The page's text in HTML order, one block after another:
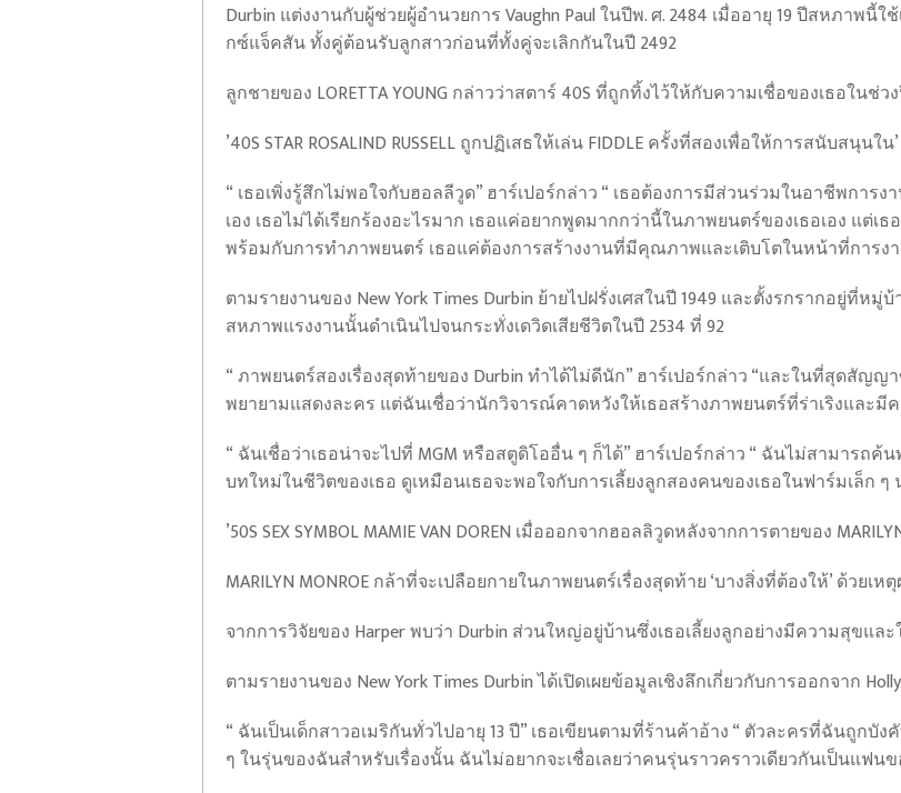
Durbin แต่งงานกับผู้ช่วยผู้อำนวยการ Vaughn Paul ในปีพ. ศ. 2484 เมื่ออายุ 19 ปีสหภาพ
กซ์แจ็คสัน ทั้งคู่ต้อนรับลูกสาวก่อนที่ทั้งคู่จะเลิกกันในปี 2492
ลูกชายของ LORETTA YOUNG กล่าวว่าสตาร์ 40S ที่ถูกทิ้งไว้ให้กับความเชื่อของเธอในช่
’40S STAR ROSALIND RUSSELL ถูกปฏิเสธให้เล่น FIDDLE ครั้งที่สองเพื่อให้การสนับสนุนใน’
“ เธอเพิ่งรู้สึกไม่พอใจกับฮอลลีวูด” ฮาร์เปอร์กล่าว “ เธอต้องการมีส่วนร่วมในอาชีพกา
เอง เธอไม่ได้เรียกร้องอะไรมาก เธอแค่อยากพูดมากกว่านี้ในภาพยนตร์ของเธอเอง แ
พร้อมกับการทำภาพยนตร์ เธอแค่ต้องการสร้างงานที่มีคุณภาพและเติบโตในหน้าที่การง
ตามรายงานของ New York Times Durbin ย้ายไปฝรั่งเศสในปี 1949 และตั้งรกรากอยู่ที่ห
สหภาพแรงงานนั้นดำเนินไปจนกระทั่งเดวิดเสียชีวิตในปี 2534 ที่ 92
“ ภาพยนตร์สองเรื่องสุดท้ายของ Durbin ทำได้ไม่ดีนัก” ฮาร์เปอร์กล่าว “และในที่สุดสัญ
พยายามแสดงละคร แต่ฉันเชื่อว่านักวิจารณ์คาดหวังให้เธอสร้างภาพยนตร์ที่ร่าเริงและมี
“ ฉันเชื่อว่าเธอน่าจะไปที่ MGM หรือสตูดิโออื่น ๆ ก็ได้” ฮาร์เปอร์กล่าว “ ฉันไม่สามารถ
บทใหม่ในชีวิตของเธอ ดูเหมือนเธอจะพอใจกับการเลี้ยงลูกสองคนของเธอในฟาร์มเล็ก ๆ
’50S SEX SYMBOL MAMIE VAN DOREN เมื่อออกจากฮอลลิวูดหลังจากการตายของ
MARILYN MONROE กล้าที่จะเปลือยกายในภาพยนตร์เรื่องสุดท้าย ‘บางสิ่งที่ต้องให้’ ด้วยเ
จากการวิจัยของ Harper พบว่า Durbin ส่วนใหญ่อยู่บ้านซึ่งเธอเลี้ยงลูกอย่างมีความสุขแล
ตามรายงานของ New York Times Durbin ได้เปิดเผยข้อมูลเชิงลึกเกี่ยวกับการออกจาก
“ ฉันเป็นเด็กสาวอเมริกันทั่วไปอายุ 13 ปี” เธอเขียนตามที่ร้านค้าอ้าง “ ตัวละครที่ฉันถูก
ๆ ในรุ่นของฉันสำหรับเรื่องนั้น ฉันไม่อยากจะเชื่อเลยว่าคนรุ่นราวคราวเดียวกันเป็นแฟน